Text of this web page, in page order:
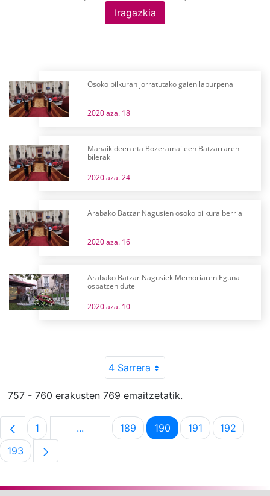
Iragazkia
Osoko bilkuran jorratutako gaien laburpena
2020 aza. 18
Mahaikideen eta Bozeramaileen Batzarraren
bilerak
2020 aza. 24
Arabako Batzar Nagusien osoko bilkura berria
2020 aza. 16
Arabako Batzar Nagusiek Memoriaren Eguna
ospatzen dute
2020 aza. 10
4 Sarrera
757 - 760 erakusten 769 emaitzetatik.
Orrialdea
1 ...Intermediate Pages Use TAB to navigate.
Orrialdea
189 Orrialdea
190 Orrialdea
191 192
Orrialdea
193